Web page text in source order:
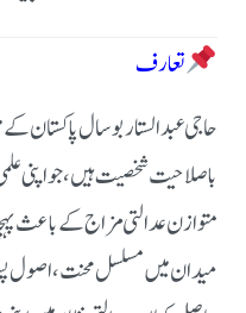
تعارف
حاجی عبدالستار بوسال پاکستان کے
باصلاحیت شخصیت ہیں، جو اپنی
متوازن عدالتی مزاج کے باعث
میدان میں مسلسل محنت، اصول